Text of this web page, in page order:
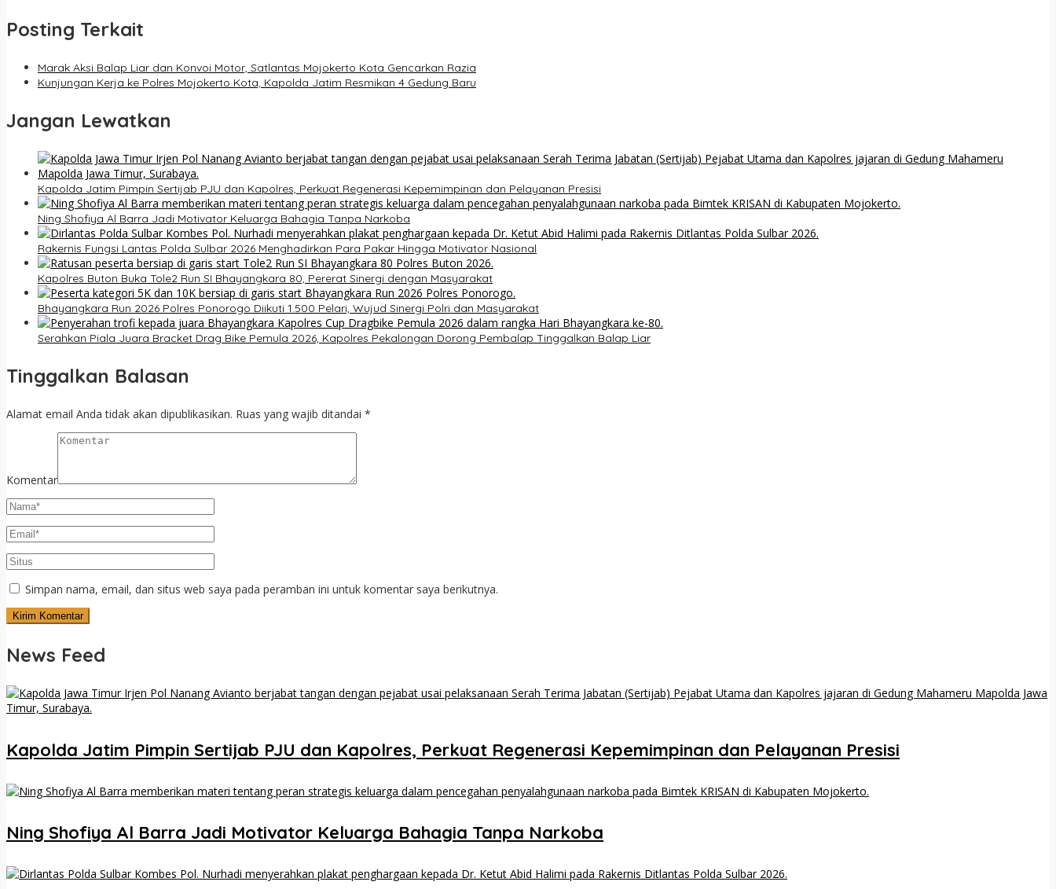
Posting Terkait
Marak Aksi Balap Liar dan Konvoi Motor, Satlantas Mojokerto Kota Gencarkan Razia
Kunjungan Kerja ke Polres Mojokerto Kota, Kapolda Jatim Resmikan 4 Gedung Baru
Jangan Lewatkan
Kapolda Jatim Pimpin Sertijab PJU dan Kapolres, Perkuat Regenerasi Kepemimpinan dan Pelayanan Presisi
Ning Shofiya Al Barra Jadi Motivator Keluarga Bahagia Tanpa Narkoba
Rakernis Fungsi Lantas Polda Sulbar 2026 Menghadirkan Para Pakar Hingga Motivator Nasional
Kapolres Buton Buka Tole2 Run SI Bhayangkara 80, Pererat Sinergi dengan Masyarakat
Bhayangkara Run 2026 Polres Ponorogo Diikuti 1.500 Pelari, Wujud Sinergi Polri dan Masyarakat
Serahkan Piala Juara Bracket Drag Bike Pemula 2026, Kapolres Pekalongan Dorong Pembalap Tinggalkan Balap Liar
Tinggalkan Balasan
Alamat email Anda tidak akan dipublikasikan. Ruas yang wajib ditandai *
Komentar
Simpan nama, email, dan situs web saya pada peramban ini untuk komentar saya berikutnya.
News Feed
Kapolda Jatim Pimpin Sertijab PJU dan Kapolres, Perkuat Regenerasi Kepemimpinan dan Pelayanan Presisi
Ning Shofiya Al Barra Jadi Motivator Keluarga Bahagia Tanpa Narkoba